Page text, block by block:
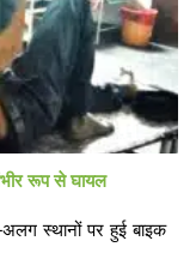
रूप से घायल
स्थानों पर हुई बाइक